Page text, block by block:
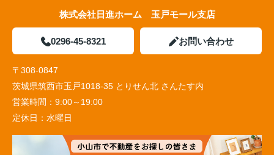
株式会社日進ホーム 玉戸モール支店
0296-45-8321 お問い合わせ
〒308-0847
茨城県筑西市玉戸1018-35 とりせん北 さんたす内
営業時間： 9:00～19:00
定休日： 水曜日